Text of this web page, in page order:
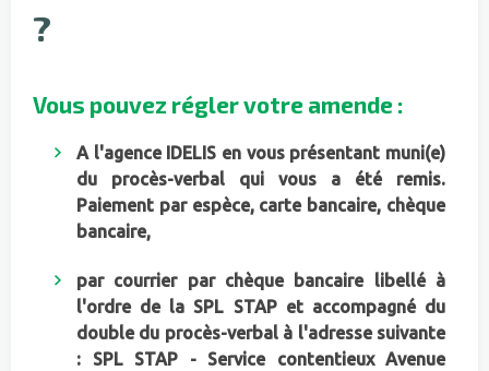
?
Vous pouvez régler votre amende :
Al'agence IDELIS en vous présentant muni(e)
du procès-verbal qui vous a été remis.
Paiement par espèce, carte bancaire, chèque
bancaire,
par courrier par chèque bancaire libellé à
l'ordre de la SPL STAP et accompagné du
double du procès-verbal à l'adresse suivante
: SPL STAP - Service contentieux Avenue